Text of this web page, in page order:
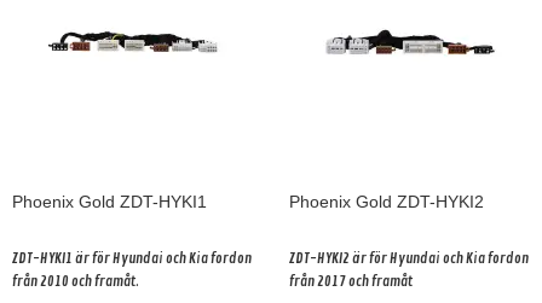
Phoenix Gold ZDT-HYKI1
ZDT-HYKI1 är för Hyundai och Kia fordon
från 2010 och framåt.
Phoenix Gold ZDT-HYKI2
ZDT-HYKI2 är för Hyundai och Kia fordon
från 2017 och framåt